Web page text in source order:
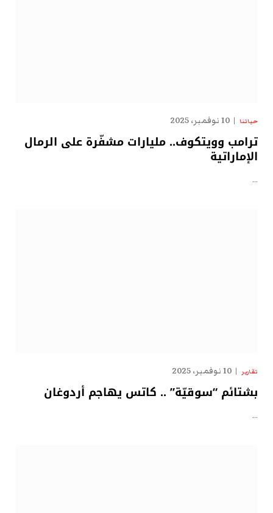
حياتنا 10 نوفمبر، 2025
ترامب وويتكوف.. مليارات مشفّرة على الرمال
الإماراتية
…
تقارير 10 نوفمبر، 2025
بشتائم “سوقيّة” .. كاتس يهاجم أردوغان
…